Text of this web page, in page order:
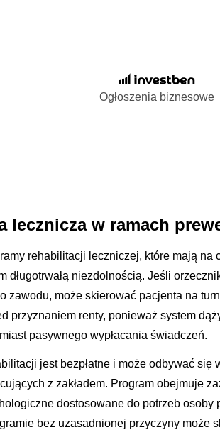
Ogłoszenia biznesowe
lecznicza w ramach
rehabilitacji leczniczej, które mają na
długotrwałą niezdolnością. Jeśli
zawodu, może skierować pacjenta na
przyznaniem renty, ponieważ system
pasywnego wypłacania świadczeń.
jest bezpłatne i może odbywać się
z zakładem. Program obejmuje
dostosowane do potrzeb osoby
bez uzasadnionej przyczyny może